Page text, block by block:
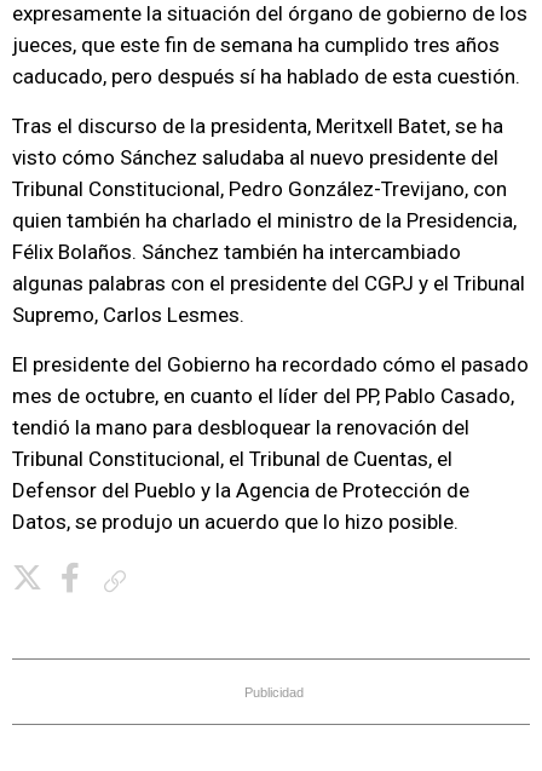
expresamente la situación del órgano de gobierno de los
jueces, que este fin de semana ha cumplido tres años
caducado, pero después sí ha hablado de esta cuestión.
Tras el discurso de la presidenta, Meritxell Batet, se ha
visto cómo Sánchez saludaba al nuevo presidente del
Tribunal Constitucional, Pedro González-Trevijano, con
quien también ha charlado el ministro de la Presidencia,
Félix Bolaños. Sánchez también ha intercambiado
algunas palabras con el presidente del CGPJ y el Tribunal
Supremo, Carlos Lesmes.
El presidente del Gobierno ha recordado cómo el pasado
mes de octubre, en cuanto el líder del PP, Pablo Casado,
tendió la mano para desbloquear la renovación del
Tribunal Constitucional, el Tribunal de Cuentas, el
Defensor del Pueblo y la Agencia de Protección de
Datos, se produjo un acuerdo que lo hizo posible.
Publicidad